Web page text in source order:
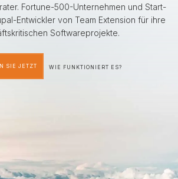
Fortune-500-Unternehmen und Start-
Entwickler von Team Extension für ihre
Softwareprojekte.
SIE JETZT WIE FUNKTIONIERT ES?